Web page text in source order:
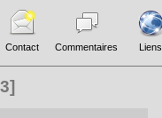
Contact Commentaires Liens